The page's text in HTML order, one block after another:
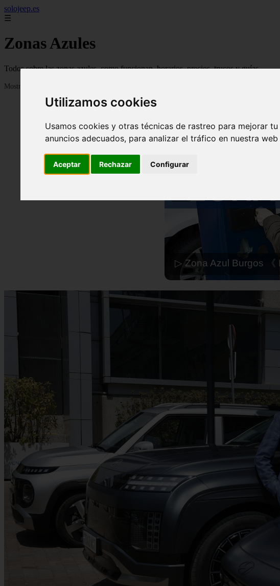
Utilizamos cookies
Usamos cookies y otras técnicas de rastreo para mejorar
anuncios adecuados, para analizar el tráfico en nuestra
Aceptar Rechazar Configurar
solojeep.es
☰
Zonas Azules
Todos sobre las zonas azules, como funcionan, horarios, precios, trucos y guías
Mostrando 1 - 24 de 3336 artículos
▷ Zona Azul Córdoba